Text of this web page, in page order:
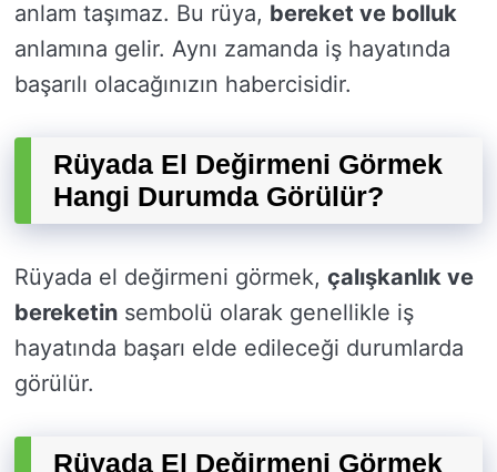
anlam taşımaz. Bu rüya, bereket ve bolluk
anlamına gelir. Aynı zamanda iş hayatında
başarılı olacağınızın habercisidir.
Rüyada El Değirmeni Görmek
Hangi Durumda Görülür?
Rüyada el değirmeni görmek, çalışkanlık ve
bereketin sembolü olarak genellikle iş
hayatında başarı elde edileceği durumlarda
görülür.
Rüyada El Değirmeni Görmek